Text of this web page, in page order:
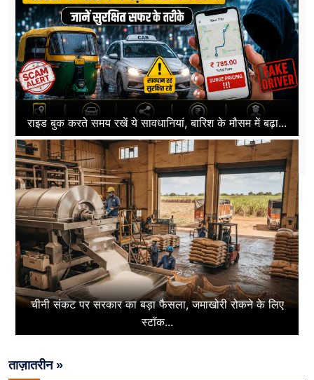
राइड बुक करते समय रखें ये सावधानियां, बारिश के मौसम में बढ़ा...
चीनी संकट पर सरकार का बड़ा फैसला, जमाखोरी रोकने के लिए
स्टॉक...
ताज़ातरीन »